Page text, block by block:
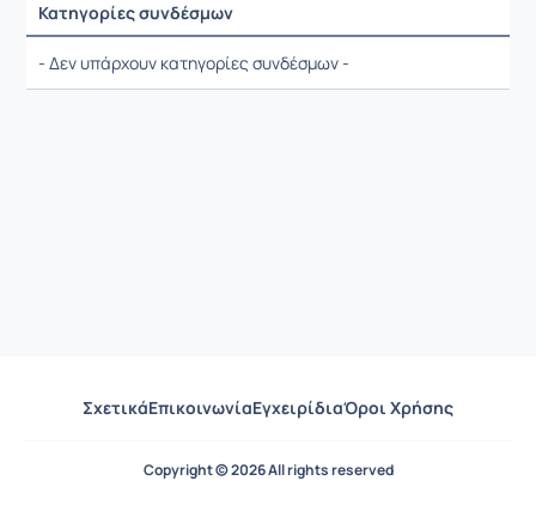
Κατηγορίες συνδέσμων
Ρυθμίσεις επιλογής / Αποτελέσματα
- Δεν υπάρχουν κατηγορίες συνδέσμων -
ΣχετικάΕπικοινωνίαΕγχειρίδιαΌροι Χρήσης
Copyright © 2026 All rights reserved